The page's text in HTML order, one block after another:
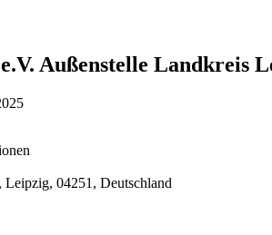
Außenstelle Landkreis
Leipzig, 04251, Deutschland